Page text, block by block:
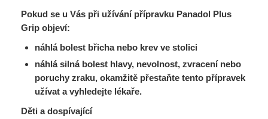
Pokud se u Vás při užívání přípravku Panadol Plus
Grip objeví:
náhlá bolest břicha nebo krev ve stolici
náhlá silná bolest hlavy, nevolnost, zvracení nebo
poruchy zraku, okamžitě přestaňte tento přípravek
užívat a vyhledejte lékaře.
Děti a dospívající